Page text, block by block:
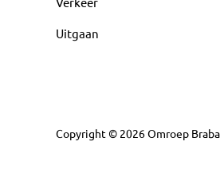
Uitgaan
Copyright © 2026Omroep